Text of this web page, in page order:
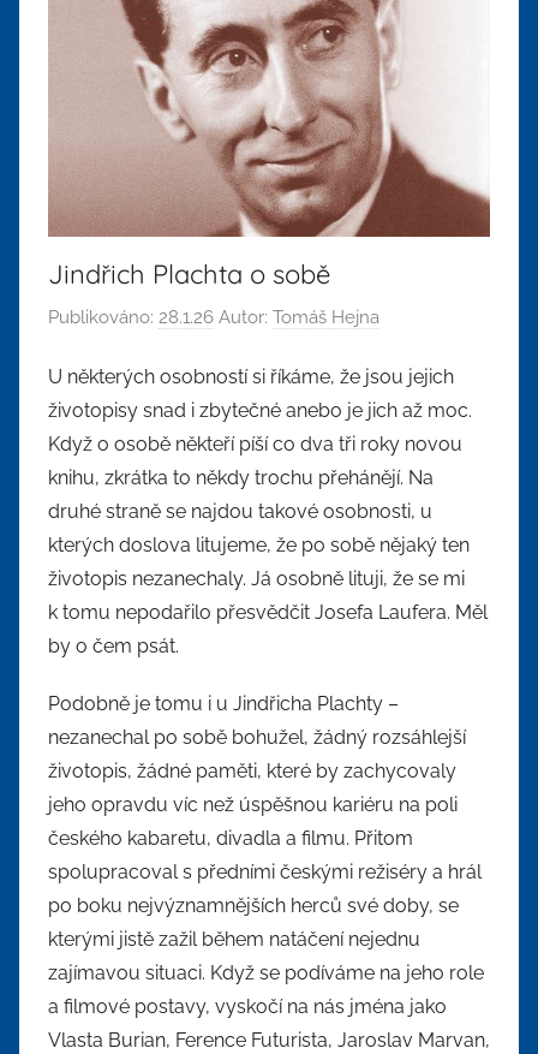
Jindřich Plachta o sobě
Publikováno: 28.1.26 Autor: Tomáš Hejna
U některých osobností si říkáme, že jsou jejich
životopisy snad i zbytečné anebo je jich až moc.
Když o osobě někteří píší co dva tři roky novou
knihu, zkrátka to někdy trochu přehánějí. Na
druhé straně se najdou takové osobnosti, u
kterých doslova litujeme, že po sobě nějaký ten
životopis nezanechaly. Já osobně lituji, že se mi
k tomu nepodařilo přesvědčit Josefa Laufera. Měl
by o čem psát.
Podobně je tomu i u Jindřicha Plachty –
nezanechal po sobě bohužel, žádný rozsáhlejší
životopis, žádné paměti, které by zachycovaly
jeho opravdu víc než úspěšnou kariéru na poli
českého kabaretu, divadla a filmu. Přitom
spolupracoval s předními českými režiséry a hrál
po boku nejvýznamnějších herců své doby, se
kterými jistě zažil během natáčení nejednu
zajímavou situaci. Když se podíváme na jeho role
a filmové postavy, vyskočí na nás jména jako
Vlasta Burian, Ference Futurista, Jaroslav Marvan,